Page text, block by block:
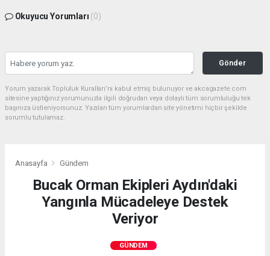
Okuyucu Yorumları (0)
Gönder
Yorum yazarak Topluluk Kuralları’nı kabul etmiş bulunuyor ve akcagazete.com
sitesine yaptığınız yorumunuzla ilgili doğrudan veya dolaylı tüm sorumluluğu tek
başınıza üstleniyorsunuz. Yazılan tüm yorumlardan site yönetimi hiçbir şekilde
sorumlu tutulamaz.
Anasayfa Gündem
Bucak Orman Ekipleri Aydın'daki
Yangınla Mücadeleye Destek
Veriyor
GÜNDEM